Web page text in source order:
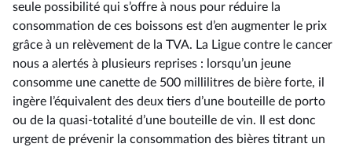
seule possibilité qui s’offre à nous pour réduire la
consommation de ces boissons est d’en augmenter le prix
grâce à un relèvement de la TVA. La Ligue contre le cancer
nous a alertés à plusieurs reprises : lorsqu’un jeune
consomme une canette de 500 millilitres de bière forte, il
ingère l’équivalent des deux tiers d’une bouteille de porto
ou de la quasi-totalité d’une bouteille de vin. Il est donc
urgent de prévenir la consommation des bières titrant un